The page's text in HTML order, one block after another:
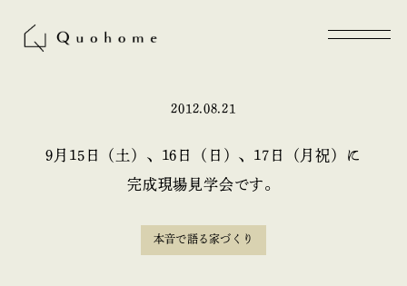
2012.08.21
9月15日（土）、16日（日）、17日（月祝）に
完成現場見学会です。
本音で語る家づくり